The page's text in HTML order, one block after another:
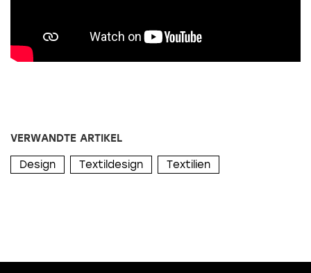
VERWANDTE ARTIKEL
Design Textildesign Textilien